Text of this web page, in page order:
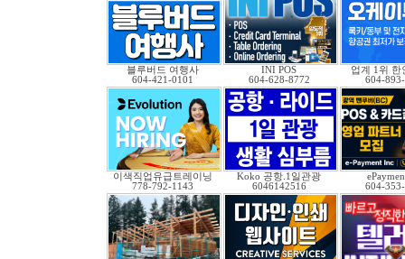
블루버드 여행사
604-421-0101
INI POS
604-628-8772
업계 1위 한
604-
이색직업유급트레이닝
778-792-1143
Koko 공항.1일관광
6046142516
604-